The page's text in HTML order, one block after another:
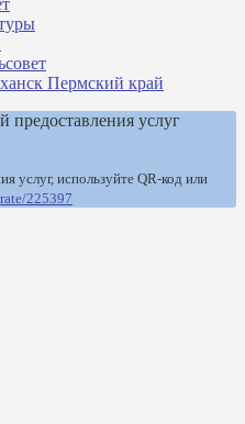
Пермский край
предоставления услуг
услуг, используйте QR-код или
225397